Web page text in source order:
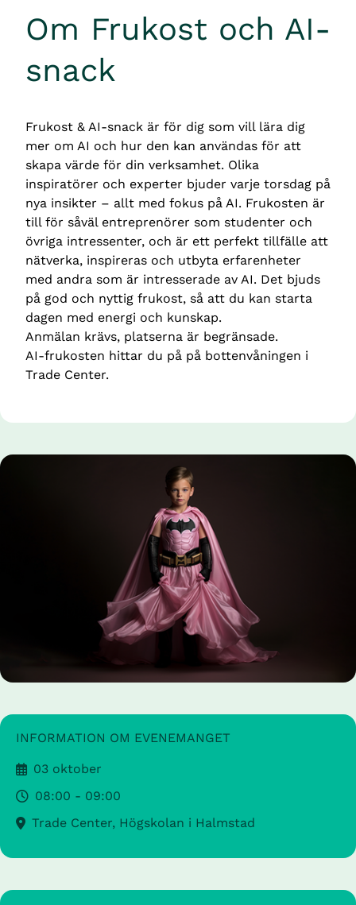
Om Frukost och AI-
snack
Frukost & AI-snack är för dig som vill lära dig
mer om AI och hur den kan användas för att
skapa värde för din verksamhet. Olika
inspiratörer och experter bjuder varje torsdag på
nya insikter – allt med fokus på AI. Frukosten är
till för såväl entreprenörer som studenter och
övriga intressenter, och är ett perfekt tillfälle att
nätverka, inspireras och utbyta erfarenheter
med andra som är intresserade av AI. Det bjuds
på god och nyttig frukost, så att du kan starta
dagen med energi och kunskap.
Anmälan krävs, platserna är begränsade.
AI-frukosten hittar du på på bottenvåningen i
Trade Center.
INFORMATION OM EVENEMANGET
03 oktober
08:00 - 09:00
Trade Center, Högskolan i Halmstad